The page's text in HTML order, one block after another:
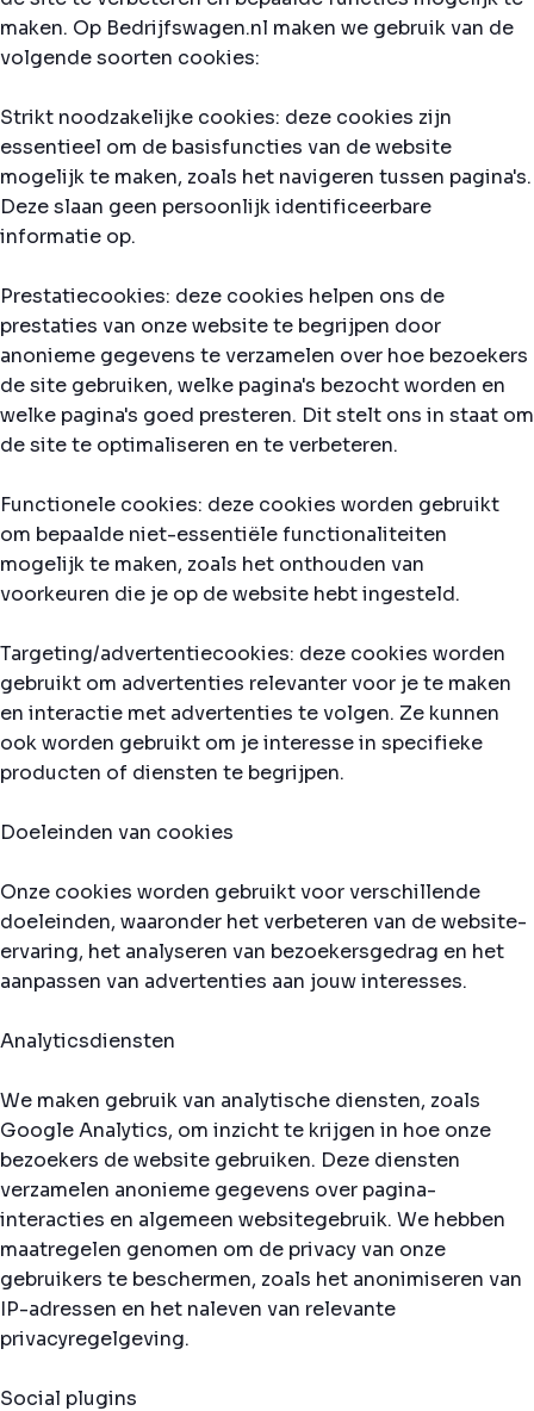
maken. Op Bedrijfswagen.nl maken we gebruik van de
volgende soorten cookies:
Strikt noodzakelijke cookies: deze cookies zijn
essentieel om de basisfuncties van de website
mogelijk te maken, zoals het navigeren tussen pagina's.
Deze slaan geen persoonlijk identificeerbare
informatie op.
Prestatiecookies: deze cookies helpen ons de
prestaties van onze website te begrijpen door
anonieme gegevens te verzamelen over hoe bezoekers
de site gebruiken, welke pagina's bezocht worden en
welke pagina's goed presteren. Dit stelt ons in staat om
de site te optimaliseren en te verbeteren.
Functionele cookies: deze cookies worden gebruikt
om bepaalde niet-essentiële functionaliteiten
mogelijk te maken, zoals het onthouden van
voorkeuren die je op de website hebt ingesteld.
Targeting/advertentiecookies: deze cookies worden
gebruikt om advertenties relevanter voor je te maken
en interactie met advertenties te volgen. Ze kunnen
ook worden gebruikt om je interesse in specifieke
producten of diensten te begrijpen.
Doeleinden van cookies
Onze cookies worden gebruikt voor verschillende
doeleinden, waaronder het verbeteren van de website-
ervaring, het analyseren van bezoekersgedrag en het
aanpassen van advertenties aan jouw interesses.
Analyticsdiensten
We maken gebruik van analytische diensten, zoals
Google Analytics, om inzicht te krijgen in hoe onze
bezoekers de website gebruiken. Deze diensten
verzamelen anonieme gegevens over pagina-
interacties en algemeen websitegebruik. We hebben
maatregelen genomen om de privacy van onze
gebruikers te beschermen, zoals het anonimiseren van
IP-adressen en het naleven van relevante
privacyregelgeving.
Social plugins